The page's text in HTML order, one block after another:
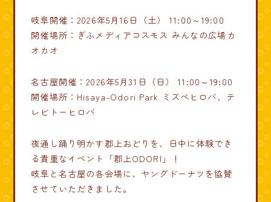
岐阜開催：2026年5月16日（土） 11:00～19:00
開催場所：ぎふメディアコスモス みんなの広場カ
オカオ
名古屋開催：2026年5月31日（日） 11:00～19:00
開催場所：Hisaya-Odori Park ミズベヒロバ、テ
レビトーヒロバ
夜通し踊り明かす郡上おどりを、日中に体験でき
る貴重なイベント「郡上ODORI」！
岐阜と名古屋の各会場に、ヤングドーナツを協賛
させていただきました。